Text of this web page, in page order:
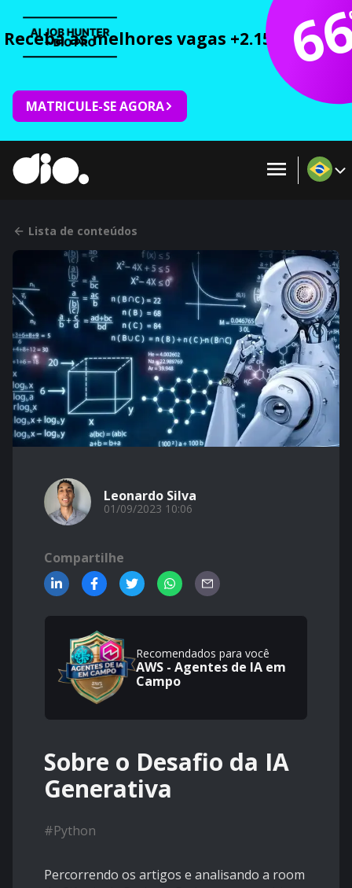
Receba as melhores vagas +2.150 cursos
MATRICULE-SE AGORA
Lista de conteúdos
Leonardo Silva
01/09/2023 10:06
Compartilhe
Recomendados para você
AWS - Agentes de IA em
Campo
Sobre o Desafio da IA
Generativa
#Python
Percorrendo os artigos e analisando a room